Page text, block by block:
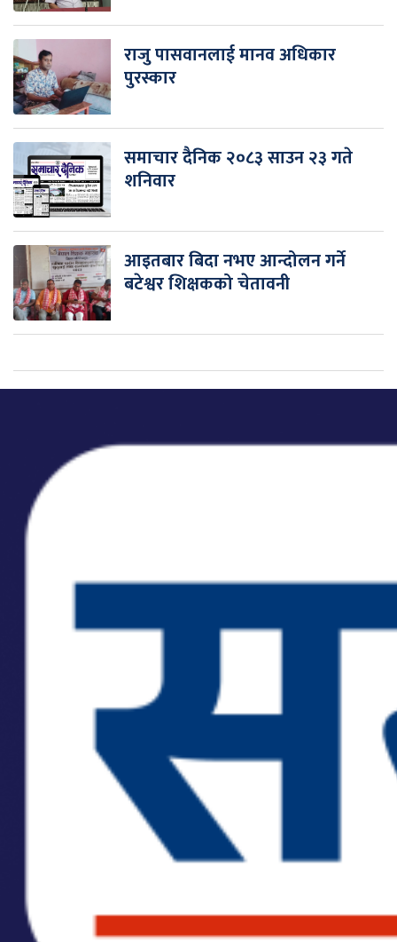
राजु पासवानलाई मानव अधिकार
पुरस्कार
समाचार दैनिक २०८३ साउन २३ गते
शनिवार
आइतबार बिदा नभए आन्दोलन गर्ने
बटेश्वर शिक्षकको चेतावनी